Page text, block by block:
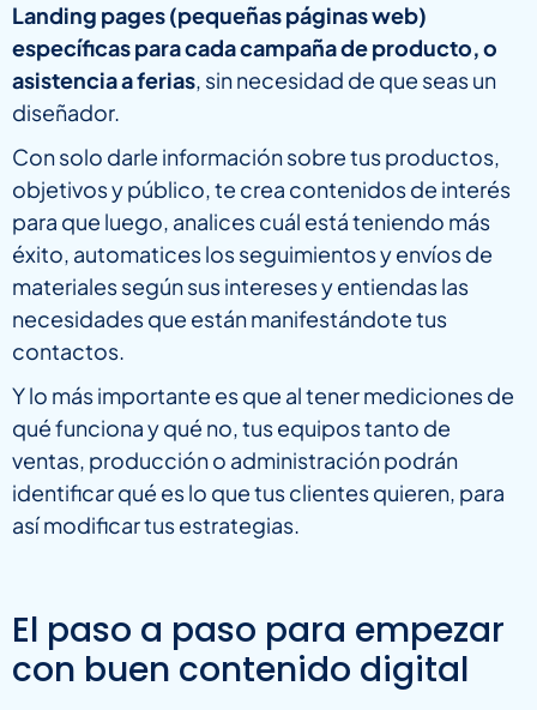
Landing pages (pequeñas páginas web)
específicas para cada campaña de producto, o
asistencia a ferias, sin necesidad de que seas un
diseñador.
Con solo darle información sobre tus productos,
objetivos y público, te crea contenidos de interés
para que luego, analices cuál está teniendo más
éxito, automatices los seguimientos y envíos de
materiales según sus intereses y entiendas las
necesidades que están manifestándote tus
contactos.
Y lo más importante es que al tener mediciones de
qué funciona y qué no, tus equipos tanto de
ventas, producción o administración podrán
identificar qué es lo que tus clientes quieren, para
así modificar tus estrategias.
El paso a paso para empezar
con buen contenido digital